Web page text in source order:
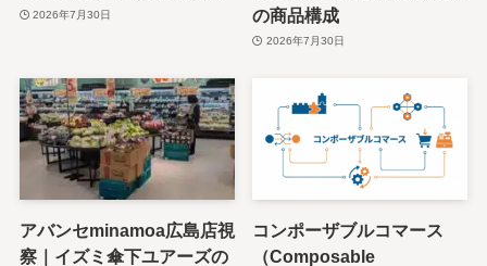
2026年7月30日
の商品構成
2026年7月30日
アバンセminamoa広島店視
察｜イズミ傘下ユアーズの
コンポーザブルコマース
（Composable